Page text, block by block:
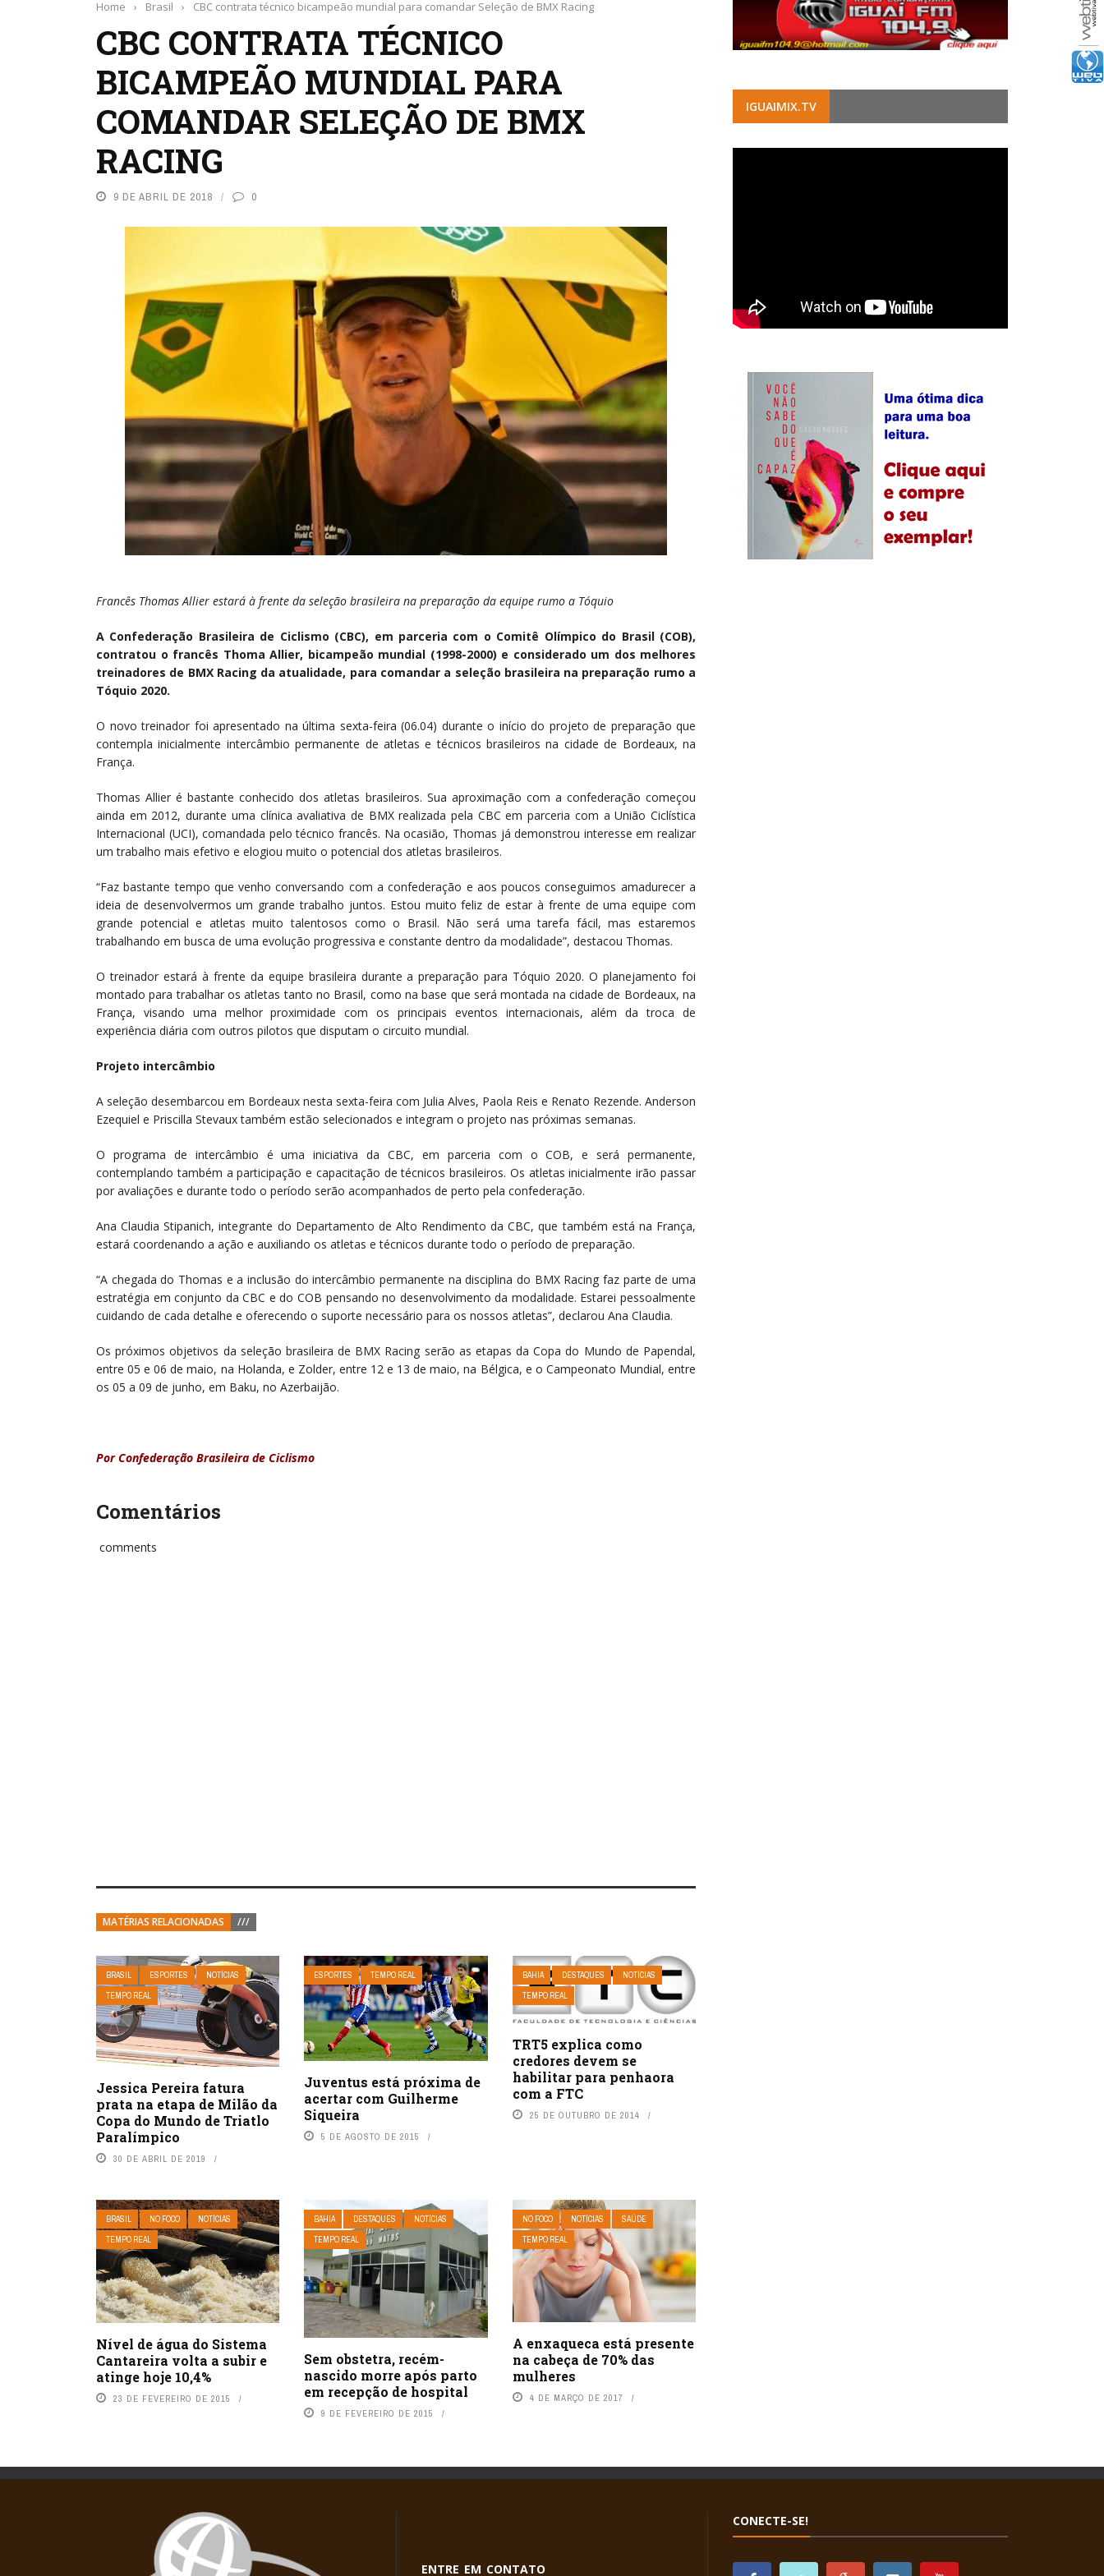
Home › Brasil › CBC contrata técnico bicampeão mundial para comandar Seleção de BMX Racing
CBC CONTRATA TÉCNICO
BICAMPEÃO MUNDIAL PARA
COMANDAR SELEÇÃO DE BMX
RACING
9 DE ABRIL DE 2018 0
Francês Thomas Allier estará à frente da seleção brasileira na preparação da equipe rumo a Tóquio
A Confederação Brasileira de Ciclismo (CBC), em parceria com o Comitê Olímpico do Brasil (COB),
contratou o francês Thoma Allier, bicampeão mundial (1998-2000) e considerado um dos melhores
treinadores de BMX Racing da atualidade, para comandar a seleção brasileira na preparação rumo a
Tóquio 2020.
O novo treinador foi apresentado na última sexta-feira (06.04) durante o início do projeto de preparação que
contempla inicialmente intercâmbio permanente de atletas e técnicos brasileiros na cidade de Bordeaux, na
França.
Thomas Allier é bastante conhecido dos atletas brasileiros. Sua aproximação com a confederação começou
ainda em 2012, durante uma clínica avaliativa de BMX realizada pela CBC em parceria com a União Ciclística
Internacional (UCI), comandada pelo técnico francês. Na ocasião, Thomas já demonstrou interesse em realizar
um trabalho mais efetivo e elogiou muito o potencial dos atletas brasileiros.
“Faz bastante tempo que venho conversando com a confederação e aos poucos conseguimos amadurecer a
ideia de desenvolvermos um grande trabalho juntos. Estou muito feliz de estar à frente de uma equipe com
grande potencial e atletas muito talentosos como o Brasil. Não será uma tarefa fácil, mas estaremos
trabalhando em busca de uma evolução progressiva e constante dentro da modalidade”, destacou Thomas.
O treinador estará à frente da equipe brasileira durante a preparação para Tóquio 2020. O planejamento foi
montado para trabalhar os atletas tanto no Brasil, como na base que será montada na cidade de Bordeaux, na
França, visando uma melhor proximidade com os principais eventos internacionais, além da troca de
experiência diária com outros pilotos que disputam o circuito mundial.
Projeto intercâmbio
A seleção desembarcou em Bordeaux nesta sexta-feira com Julia Alves, Paola Reis e Renato Rezende. Anderson
Ezequiel e Priscilla Stevaux também estão selecionados e integram o projeto nas próximas semanas.
O programa de intercâmbio é uma iniciativa da CBC, em parceria com o COB, e será permanente,
contemplando também a participação e capacitação de técnicos brasileiros. Os atletas inicialmente irão passar
por avaliações e durante todo o período serão acompanhados de perto pela confederação.
Ana Claudia Stipanich, integrante do Departamento de Alto Rendimento da CBC, que também está na França,
estará coordenando a ação e auxiliando os atletas e técnicos durante todo o período de preparação.
“A chegada do Thomas e a inclusão do intercâmbio permanente na disciplina do BMX Racing faz parte de uma
estratégia em conjunto da CBC e do COB pensando no desenvolvimento da modalidade. Estarei pessoalmente
cuidando de cada detalhe e oferecendo o suporte necessário para os nossos atletas”, declarou Ana Claudia.
Os próximos objetivos da seleção brasileira de BMX Racing serão as etapas da Copa do Mundo de Papendal,
entre 05 e 06 de maio, na Holanda, e Zolder, entre 12 e 13 de maio, na Bélgica, e o Campeonato Mundial, entre
os 05 a 09 de junho, em Baku, no Azerbaijão.
Por Confederação Brasileira de Ciclismo
Comentários
comments
MATÉRIAS RELACIONADAS ///
BRASIL ESPORTES
NOTÍCIAS
TEMPO REAL
Jessica Pereira fatura
prata na etapa de Milão da
Copa do Mundo de Triatlo
Paralímpico
30 DE ABRIL DE 2019
ESPORTES TEMPO REAL
Juventus está próxima de
acertar com Guilherme
Siqueira
5 DE AGOSTO DE 2015
BAHIA DESTAQUES
NOTÍCIAS
TEMPO REAL
TRT5 explica como
credores devem se
habilitar para penhaora
com a FTC
25 DE OUTUBRO DE 2014
BRASIL NO FOCO
NOTÍCIAS
TEMPO REAL
Nível de água do Sistema
Cantareira volta a subir e
atinge hoje 10,4%
23 DE FEVEREIRO DE 2015
BAHIA DESTAQUES
NOTÍCIAS
TEMPO REAL
Sem obstetra, recém-
nascido morre após parto
em recepção de hospital
9 DE FEVEREIRO DE 2015
NO FOCO NOTÍCIAS
SAÚDE
TEMPO REAL
A enxaqueca está presente
na cabeça de 70% das
mulheres
4 DE MARÇO DE 2017
IGUAIMIX.TV
ENTRE EM CONTATO
CONECTE-SE!